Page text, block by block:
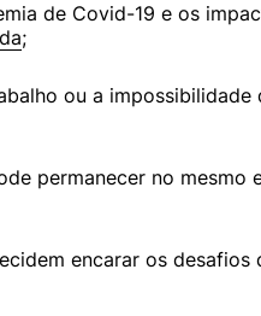
de Covid-19 e os
;
ou a impossibilidade
permanecer no mesmo
encarar os